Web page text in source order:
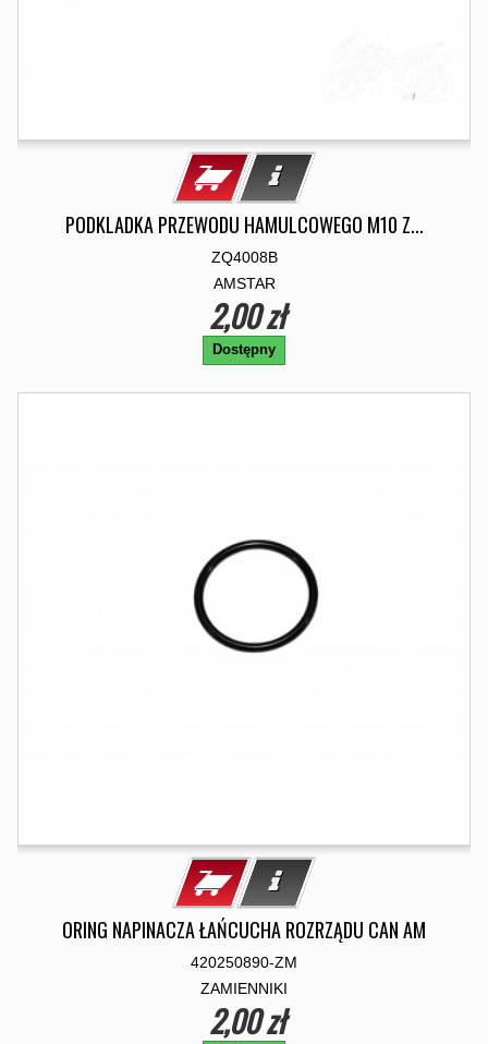
PODKLADKA PRZEWODU HAMULCOWEGO M10 Z...
ZQ4008B
AMSTAR
2,00 zł
Dostępny
ORING NAPINACZA ŁAŃCUCHA ROZRZĄDU CAN AM
420250890-ZM
ZAMIENNIKI
2,00 zł